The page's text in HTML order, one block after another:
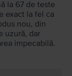
la 67 de teste
exact la fel ca
nou, din
uzură, dar
impecabilă.